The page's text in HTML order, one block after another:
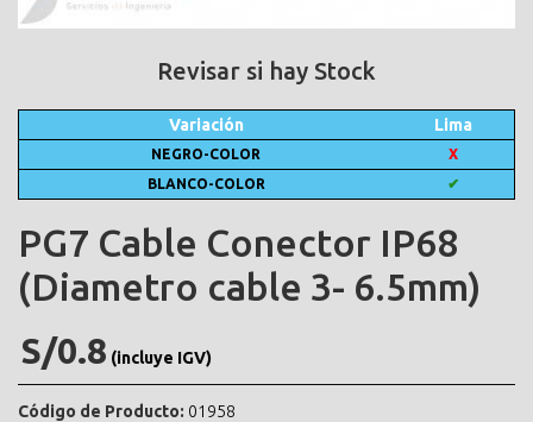
Revisar si hay Stock
Variación Lima
NEGRO-COLOR
X
BLANCO-COLOR
✔
PG7 Cable Conector IP68
(Diametro cable 3- 6.5mm)
S/0.8 (incluye IGV)
Código de Producto: 01958